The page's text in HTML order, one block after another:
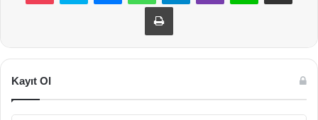
Yazdır
Kayıt Ol